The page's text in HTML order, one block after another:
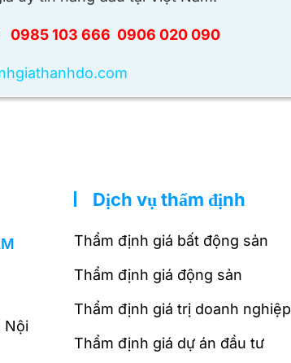
0985 103 666 0906 020 090
Nội
Dịch vụ thẩm định
Thẩm định giá bất động sản
Thẩm định giá động sản
Thẩm định giá trị doanh nghiệp
Thẩm định giá dự án đầu tư